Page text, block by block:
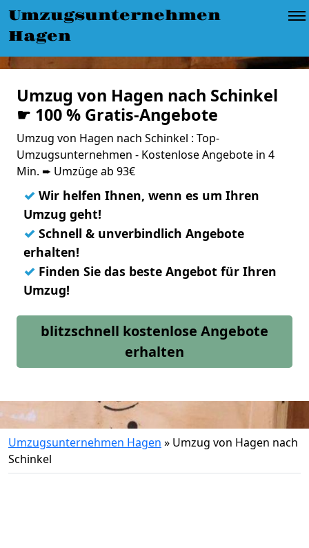
Umzugsunternehmen
Hagen
Umzug von Hagen nach Schinkel
☛ 100 % Gratis-Angebote
Umzug von Hagen nach Schinkel : Top-
Umzugsunternehmen - Kostenlose Angebote in 4
Min. ➨ Umzüge ab 93€
✓ Wir helfen Ihnen, wenn es um Ihren
Umzug geht!
✓ Schnell & unverbindlich Angebote
erhalten!
✓ Finden Sie das beste Angebot für Ihren
Umzug!
blitzschnell kostenlose Angebote
erhalten
Umzugsunternehmen Hagen » Umzug von Hagen nach
Schinkel